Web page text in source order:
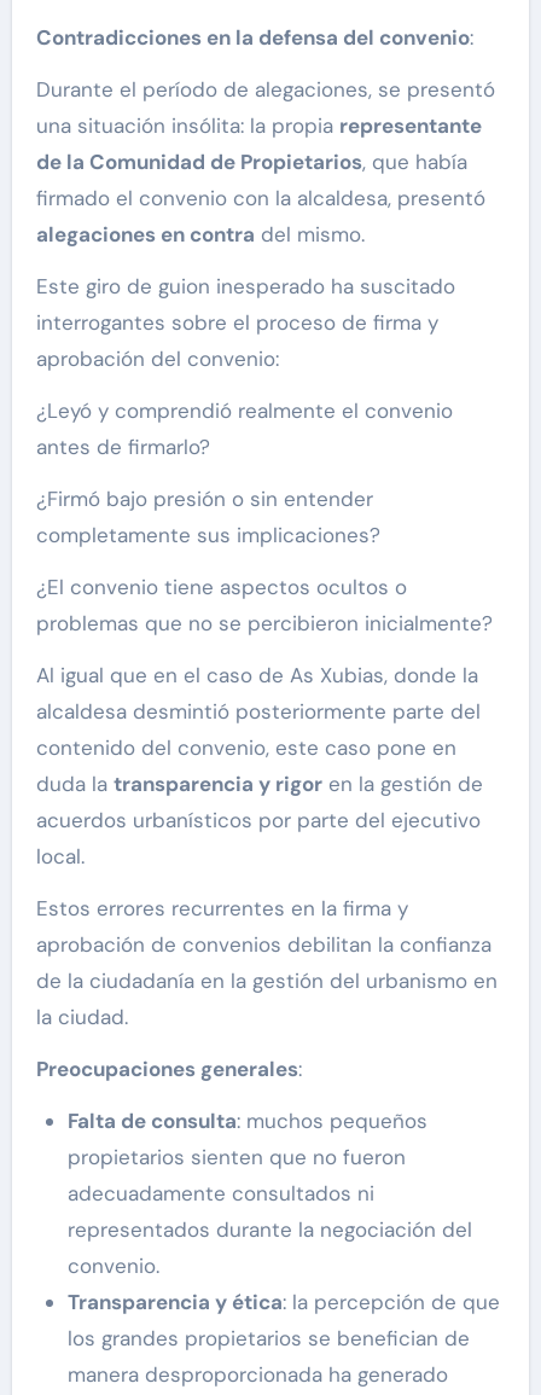
Contradicciones en la defensa del convenio:
Durante el período de alegaciones, se presentó
una situación insólita: la propia representante
de la Comunidad de Propietarios, que había
firmado el convenio con la alcaldesa, presentó
alegaciones en contra del mismo.
Este giro de guion inesperado ha suscitado
interrogantes sobre el proceso de firma y
aprobación del convenio:
¿Leyó y comprendió realmente el convenio
antes de firmarlo?
¿Firmó bajo presión o sin entender
completamente sus implicaciones?
¿El convenio tiene aspectos ocultos o
problemas que no se percibieron inicialmente?
Al igual que en el caso de As Xubias, donde la
alcaldesa desmintió posteriormente parte del
contenido del convenio, este caso pone en
duda la transparencia y rigoren la gestión de
acuerdos urbanísticos por parte del ejecutivo
local.
Estos errores recurrentes en la firma y
aprobación de convenios debilitan la confianza
de la ciudadanía en la gestión del urbanismo en
la ciudad.
Preocupaciones generales:
Falta de consulta: muchos pequeños
propietarios sienten que no fueron
adecuadamente consultados ni
representados durante la negociación del
convenio.
Transparencia y ética: la percepción de que
los grandes propietarios se benefician de
manera desproporcionada ha generado